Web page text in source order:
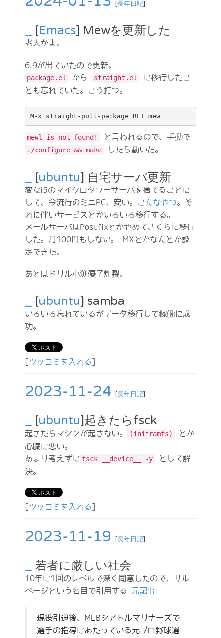
[長年日記]
[Emacs] Mewを更新した
老人かよ。
6.9が出ていたので更新。
package.el
から straight.el
に移行したこ
とも忘れていた。こう打つ。
M-x straight-pull-package RET mew
mewl is not found!
と言われるので、手動で
./configure && make
したら動いた。
[ubuntu] 自宅サーバ更新
変なi5のマイクロタワーサーバを捨てることに
して、今流行のミニPC、安い。
こんなやつ。そ
れに伴いサービスとかいろいろ移行する。
メールサーバはPostfixとかやめてさくらに移行
した。月100円もしない。 MXとかなんとか設
定できた。
あとはドリル小渕優子炸裂。
[ubuntu] samba
いろいろ忘れているがデータ移行して稼働に成
功。
ツッコミを入れる
2023-11-24 [長年日記]
[ubuntu]起きたらfsck
起きたらマシンが起きない。 (initramfs)
とか
心臓に悪い。
あまり考えずに fsck __device__ -y
として解
決。
ツッコミを入れる
2023-11-19 [長年日記]
若者に厳しい社会
10年に1回のレベルで深く同意したので、サル
ベージという名目で引用する 元記事
現役引退後、MLBシアトルマリナーズで
選手の指導にあたっている元プロ野球選